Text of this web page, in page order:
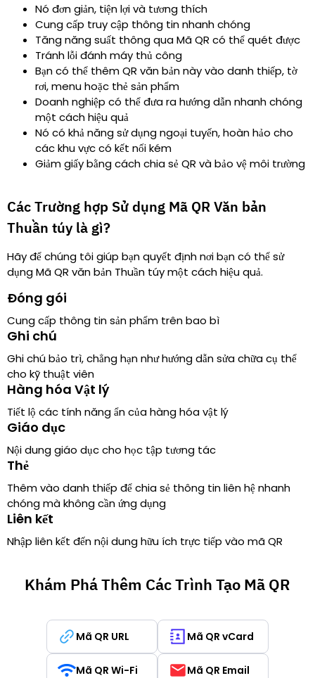
Nó đơn giản, tiện lợi và tương thích
Cung cấp truy cập thông tin nhanh chóng
Tăng năng suất thông qua Mã QR có thể quét được
Tránh lỗi đánh máy thủ công
Bạn có thể thêm QR văn bản này vào danh thiếp, tờ
rơi, menu hoặc thẻ sản phẩm
Doanh nghiệp có thể đưa ra hướng dẫn nhanh chóng
một cách hiệu quả
Nó có khả năng sử dụng ngoại tuyến, hoàn hảo cho
các khu vực có kết nối kém
Giảm giấy bằng cách chia sẻ QR và bảo vệ môi trường
Các Trường hợp Sử dụng Mã QR Văn bản
Thuần túy là gì?
Hãy để chúng tôi giúp bạn quyết định nơi bạn có thể sử
dụng Mã QR văn bản Thuần túy một cách hiệu quả.
Đóng gói
Cung cấp thông tin sản phẩm trên bao bì
Ghi chú
Ghi chú bảo trì, chẳng hạn như hướng dẫn sửa chữa cụ thể
cho kỹ thuật viên
Hàng hóa Vật lý
Tiết lộ các tính năng ẩn của hàng hóa vật lý
Giáo dục
Nội dung giáo dục cho học tập tương tác
Thẻ
Thêm vào danh thiếp để chia sẻ thông tin liên hệ nhanh
chóng mà không cần ứng dụng
Liên kết
Nhập liên kết đến nội dung hữu ích trực tiếp vào mã QR
Khám Phá Thêm Các Trình Tạo Mã QR
Mã QR URL Mã QR vCard
Mã QR Wi-Fi Mã QR Email